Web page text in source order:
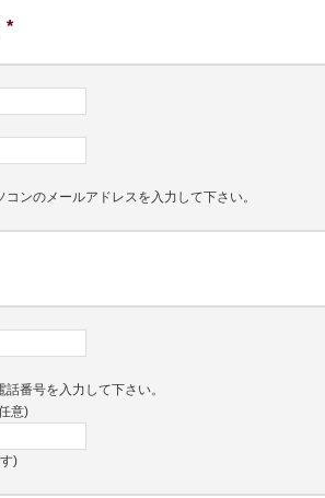
*
ンのメールアドレスを入力して下さい。
番号を入力して下さい。
意)
)